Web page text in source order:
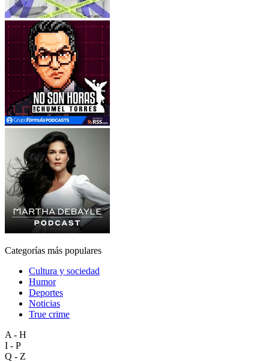
Categorías más populares
Cultura y sociedad
Humor
Deportes
Noticias
True crime
A - H
I - P
Q - Z